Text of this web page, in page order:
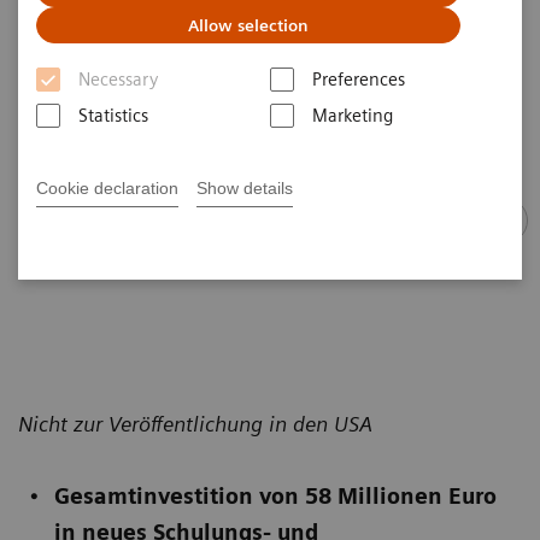
Allow selection
Necessary
Preferences
Statistics
Marketing
Cookie declaration Show details
Veröffentlicht am 22. August 2019
Nicht zur Veröffentlichung in den USA
Gesamtinvestition von 58 Millionen Euro
in neues Schulungs- und